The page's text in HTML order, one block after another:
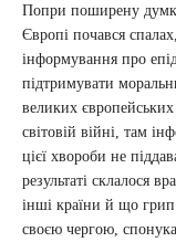
Попри поширену
Європі почався
інформування про
підтримувати
великих європейських
світовій війні, там
цієї хвороби не
результаті склалося
інші країни й що
своєю чергою,